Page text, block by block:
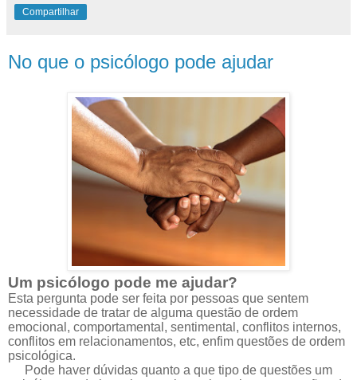
Compartilhar
No que o psicólogo pode ajudar
Um psicólogo pode me ajudar?
Esta pergunta pode ser feita por pessoas que sentem
necessidade de tratar de alguma questão de ordem
emocional, comportamental, sentimental, conflitos internos,
conflitos em relacionamentos, etc, enfim questões de ordem
psicológica.
Pode haver dúvidas quanto a que tipo de questões um